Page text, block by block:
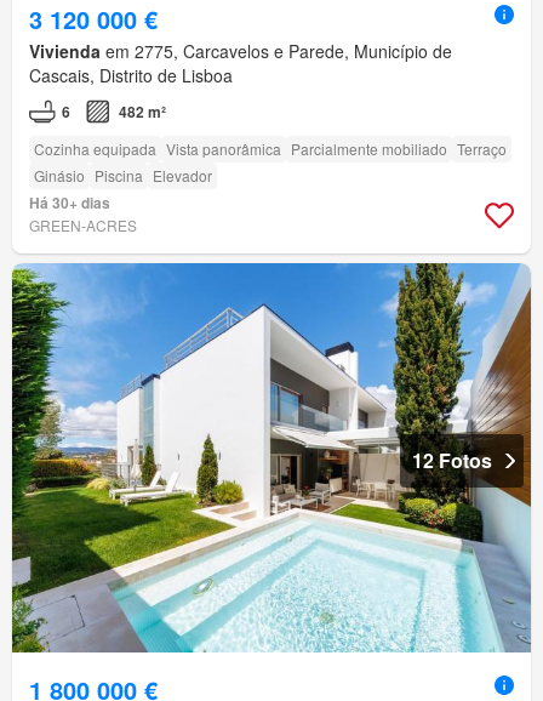
3 120 000 €
Vivienda em 2775, Carcavelos e Parede, Município de
Cascais, Distrito de Lisboa
6 482 m²
Cozinha equipada Vista panorâmica Parcialmente mobiliado Terraço
Ginásio Piscina Elevador
Há 30+ dias
GREEN-ACRES
12 Fotos
1 800 000 €